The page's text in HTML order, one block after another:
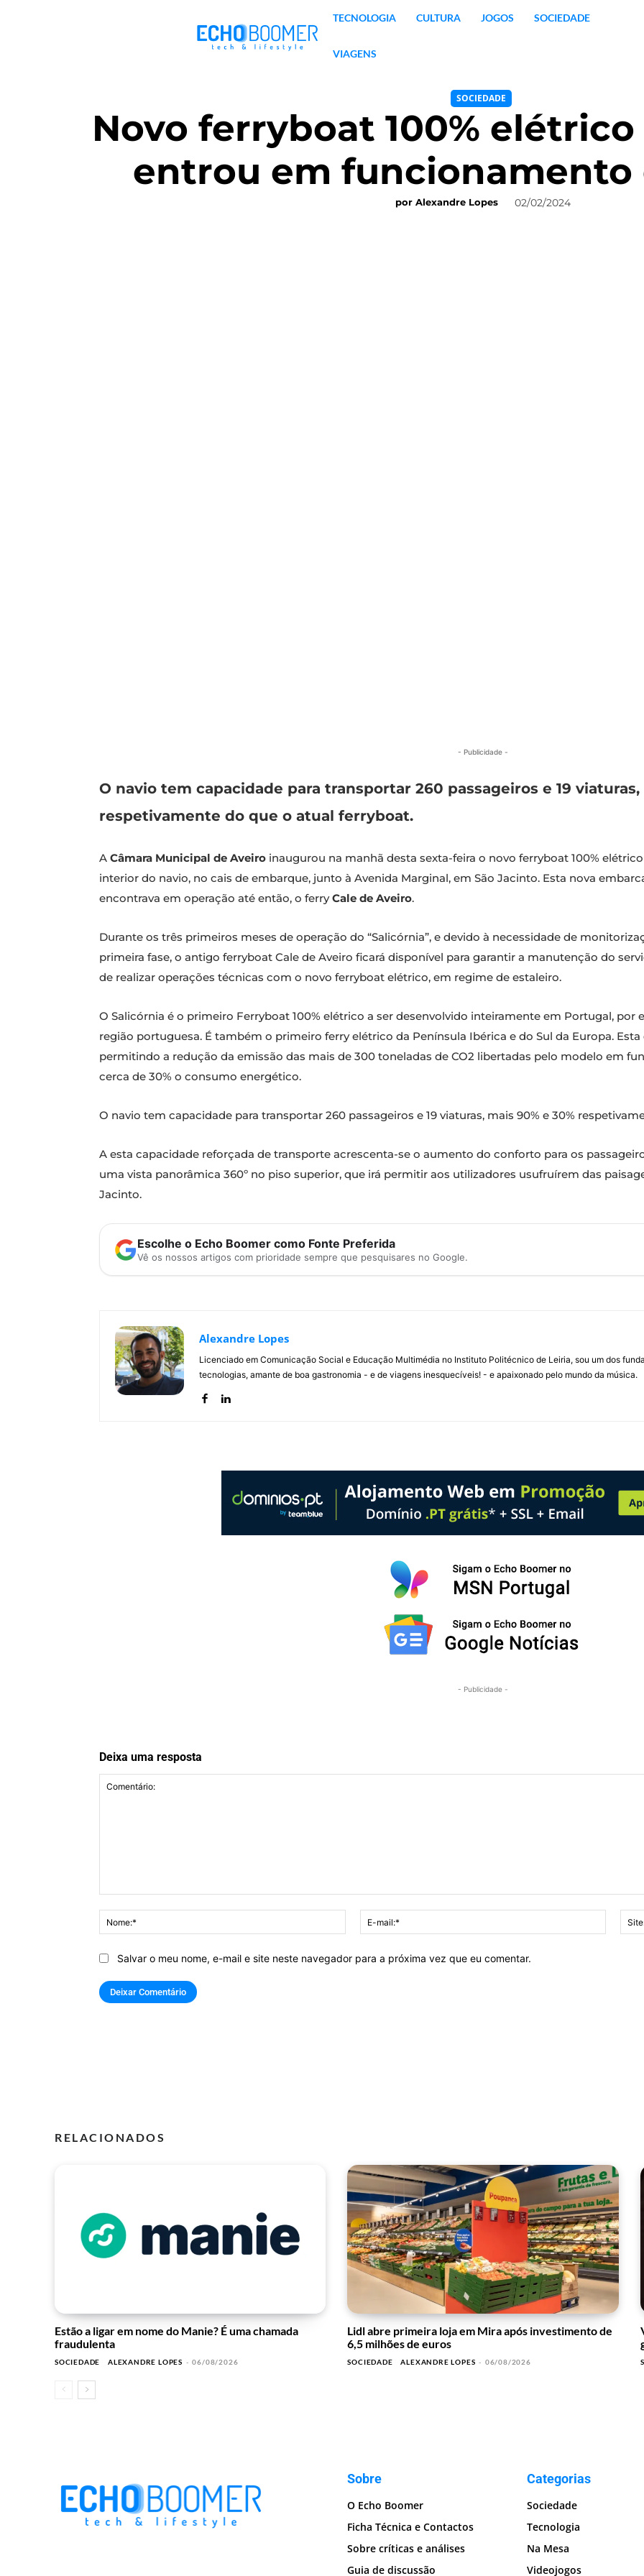
TECNOLOGIA CULTURA JOGOS SOCIEDADE
VIAGENS
SOCIEDADE
Novo ferryboat 100%
entrou em funcionamento
por Alexandre Lopes 02/02/2024
- Publicidade -
O navio tem capacidade para transportar 260 passageiros e 19 viaturas,
respetivamente do que o atual ferryboat.
A Câmara Municipal de Aveiro inaugurou na manhã desta sexta-feira o novo ferryboat 100% elétrico
interior do navio, no cais de embarque, junto à Avenida Marginal, em São Jacinto. Esta nova
encontrava em operação até então, o ferryCale de Aveiro.
Durante os três primeiros meses de operação do “Salicórnia”, e devido à necessidade de
primeira fase, o antigo ferryboat Cale de Aveiro ficará disponível para garantir a manutenção do
de realizar operações técnicas com o novo ferryboat elétrico, em regime de estaleiro.
O Salicórnia é o primeiro Ferryboat 100% elétrico a ser desenvolvido inteiramente em Portugal, por
região portuguesa. É também o primeiro ferry elétrico da Península Ibérica e do Sul da Europa.
permitindo a redução da emissão das mais de 300 toneladas de CO2 libertadas pelo modelo em
cerca de 30% o consumo energético.
O navio tem capacidade para transportar 260 passageiros e 19 viaturas, mais 90% e 30%
A esta capacidade reforçada de transporte acrescenta-se o aumento do conforto para os
uma vista panorâmica 360º no piso superior, que irá permitir aos utilizadores usufruírem das
Jacinto.
Escolhe o Echo Boomer como Fonte Preferida
Vê os nossos artigos com prioridade sempre que pesquisares no Google.
Alexandre Lopes
Licenciado em Comunicação Social e Educação Multimédia no Instituto Politécnico de Leiria, sou um dos
tecnologias, amante de boa gastronomia - e de viagens inesquecíveis! - e apaixonado pelo mundo da música.
- Publicidade -
Deixa uma resposta
Nome:*
mail:*
Salvar o meu nome, e-mail e site neste navegador para a próxima vez que eu comentar.
RELACIONADOS
Estão a ligar em nome do Manie? É uma chamada
fraudulenta
SOCIEDADE ALEXANDRE LOPES - 06/08/2026
Lidl abre primeira loja em Mira após investimento de
6,5 milhões de euros
SOCIEDADE ALEXANDRE LOPES - 06/08/2026
Sobre
O Echo Boomer
Ficha Técnica e Contactos
Sobre críticas e análises
Guia de discussão
Categorias
Sociedade
Tecnologia
Na Mesa
Videojogos